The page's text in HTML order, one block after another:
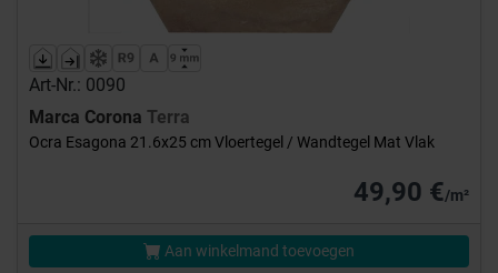
Art-Nr.: 0090
Marca Corona Terra
Ocra Esagona 21.6x25 cm Vloertegel / Wandtegel Mat Vlak
49,90 €/m²
Aan winkelmand toevoegen